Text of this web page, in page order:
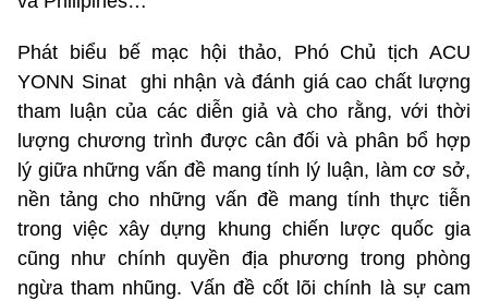
Phát biểu bế mạc hội thảo, Phó Chủ tịch ACU
YONN Sinat ghi nhận và đánh giá cao chất lượng
tham luận của các diễn giả và cho rằng, với thời
lượng chương trình được cân đối và phân bổ hợp
lý giữa những vấn đề mang tính lý luận, làm cơ sở,
nền tảng cho những vấn đề mang tính thực tiễn
trong việc xây dựng khung chiến lược quốc gia
cũng như chính quyền địa phương trong phòng
ngừa tham nhũng. Vấn đề cốt lõi chính là sự cam